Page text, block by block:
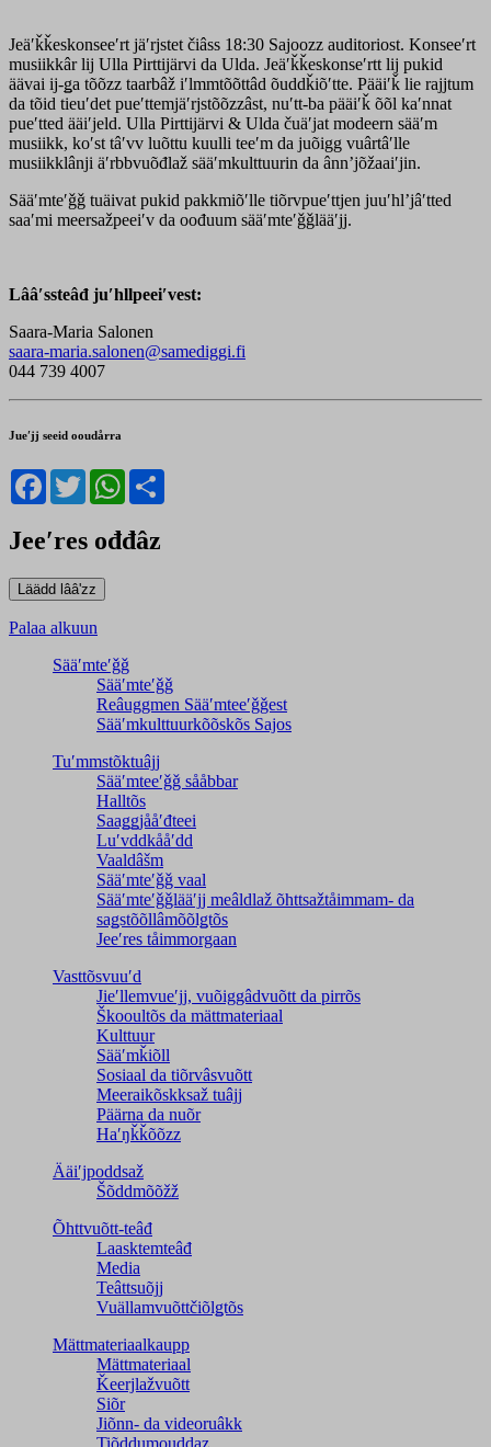
Jeäʹǩǩeskonseeʹrt jäʹrjstet čiâss 18:30 Sajoozz auditoriost. Konseeʹrt
musiikkâr lij Ulla Pirttijärvi da Ulda. Jeäʹǩǩeskonseʹrtt lij pukid
äävai ij-ǥa tõõzz taarbâž iʹlmmtõõttâd õuddǩiõʹtte. Pääiʹǩ lie rajjtum
da tõid tieuʹdet pueʹttemjäʹrjstõõzzâst, nuʹtt-ba pääiʹǩ õõl kaʹnnat
pueʹtted ääiʹjeld. Ulla Pirttijärvi & Ulda čuäʹjat modeern sääʹm
musiikk, koʹst tâʹvv luõttu kuulli teeʹm da juõigg vuârtâʹlle
musiikklânji äʹrbbvuõđlaž sääʹmkulttuurin da ânnʼjõžaaiʹjin.
Sääʹmteʹǧǧ tuäivat pukid pakkmiõʹlle tiõrvpueʹttjen juuʹhlʼjâʹtted
saaʹmi meersažpeeiʹv da oođuum sääʹmteʹǧǧlääʹjj.
Lââʹssteâđ juʹhllpeeiʹvest:
Saara-Maria Salonen
saara-maria.salonen@samediggi.fi
044 739 4007
Jueʹjj seeid ooudårra
Facebook
TwitterWhatsApp
Jeeʹres ođđâz
Palaa alkuun
Sääʹmteʹǧǧ
Sääʹmteʹǧǧ
Reâuggmen Sääʹmteeʹǧǧest
Sääʹmkulttuurkõõskõs Sajos
Tuʹmmstõktuâjj
Sääʹmteeʹǧǧ sååbbar
Halltõs
Saaǥǥjååʹđteei
Luʹvddkååʹdd
Vaaldâšm
Sääʹmteʹǧǧ vaal
Sääʹmteʹǧǧlääʹjj meâldlaž õhttsažtåimmam- da
saǥstõõllâmõõlǥtõs
Jeeʹres tåimmorgaan
Vasttõsvuuʹd
Jieʹllemvueʹjj, vuõiggâdvuõtt da pirrõs
Škooultõs da mättmateriaal
Kulttuur
Sääʹmǩiõll
Sosiaal da tiõrvâsvuõtt
Meeraikõskksaž tuâjj
Päärna da nuõr
Haʹŋǩǩõõzz
Ääiʹjpoddsaž
Šõddmõõžž
Õhttvuõtt-teâđ
Laasktemteâđ
Media
Teâttsuõjj
Vuällamvuõttčiõlǥtõs
Mättmateriaalkaupp
Mättmateriaal
Ǩeerjlažvuõtt
Siõr
Jiõnn- da videoruâkk
Tiõddumouddaz